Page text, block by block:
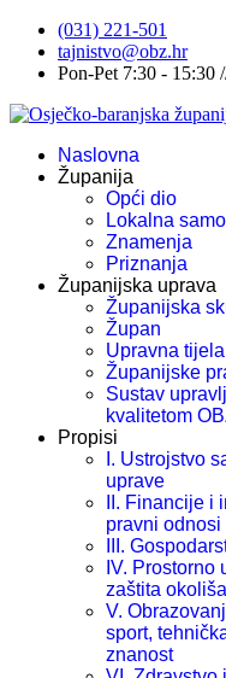
(031) 221-501
tajnistvo@obz.hr
Pon-Pet 7:30 - 15:30
Naslovna
Županija
Opći dio
Lokalna
Znamenja
Priznanja
Županijska uprava
Županijska
Župan
Upravna tijela
Županijske
Sustav
kvalitetom
Propisi
I. Ustrojstvo
uprave
II. Financije i
pravni odnosi
III.
IV. Prostorno
zaštita okoliša
V.
sport,
znanost